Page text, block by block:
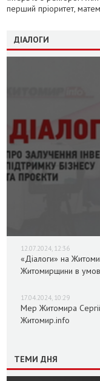
перший пріоритет,
ДІАЛОГИ
12.07.2024, 12:36
«Діалоги» на
Житомирщини в
17.04.2024, 10:29
Мер Житомира
Житомир.info
ТЕМИ ДНЯ